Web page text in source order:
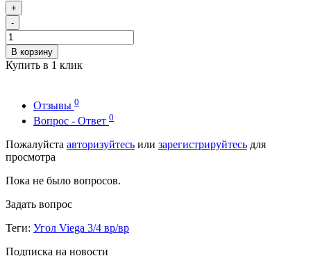
+
-
В корзину
Купить в 1 клик
Отзывы 0
Вопрос - Ответ 0
Пожалуйста авторизуйтесь или зарегистрируйтесь для
просмотра
Пока не было вопросов.
Задать вопрос
Теги: Угол Viega 3/4 вр/вр
Подписка на новости